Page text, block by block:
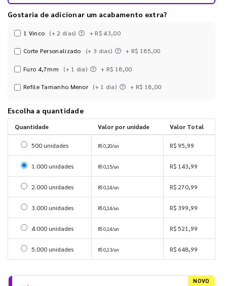
Gostaria de adicionar um acabamento extra?
1 Vinco (+ 2 dias) + R$ 43,00
Corte Personalizado (+ 3 dias) + R$ 185,00
Furo 4,7mm (+ 1 dia) + R$ 18,00
Refile Tamanho Menor (+ 1 dia) + R$ 18,00
Escolha a quantidade
Quantidade Valor por unidade Valor Total
Selecionar 500 unidades
500 unidades R$ 0,20/un R$ 95,99
Selecionar 1000 unidades
1.000 unidades R$ 0,15/un R$ 143,99
Selecionar 2000 unidades
2.000 unidades R$ 0,14/un R$ 270,99
Selecionar 3000 unidades
3.000 unidades R$ 0,14/un R$ 399,99
Selecionar 4000 unidades
4.000 unidades R$ 0,14/un R$ 521,99
Selecionar 5000 unidades
5.000 unidades R$ 0,13/un R$ 648,99
NOVO